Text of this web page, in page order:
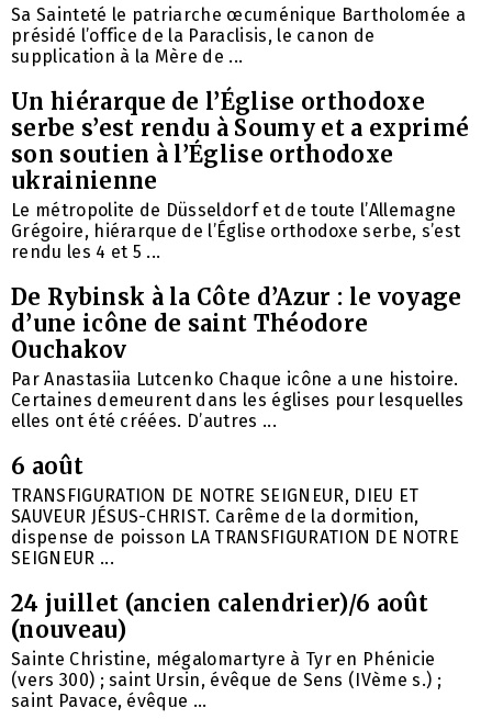
Sa Sainteté le patriarche œcuménique Bartholomée a
présidé l’office de la Paraclisis, le canon de
supplication à la Mère de ...
Un hiérarque de l’Église orthodoxe
serbe s’est rendu à Soumy et a exprimé
son soutien à l’Église orthodoxe
ukrainienne
Le métropolite de Düsseldorf et de toute l’Allemagne
Grégoire, hiérarque de l’Église orthodoxe serbe, s’est
rendu les 4 et 5 ...
De Rybinsk à la Côte d’Azur : le voyage
d’une icône de saint Théodore
Ouchakov
Par Anastasiia Lutcenko Chaque icône a une histoire.
Certaines demeurent dans les églises pour lesquelles
elles ont été créées. D’autres ...
6 août
TRANSFIGURATION DE NOTRE SEIGNEUR, DIEU ET
SAUVEUR JÉSUS-CHRIST. Carême de la dormition,
dispense de poisson LA TRANSFIGURATION DE NOTRE
SEIGNEUR ...
24 juillet (ancien calendrier)/6 août
(nouveau)
Sainte Christine, mégalomartyre à Tyr en Phénicie
(vers 300) ; saint Ursin, évêque de Sens (IVème s.) ;
saint Pavace, évêque ...